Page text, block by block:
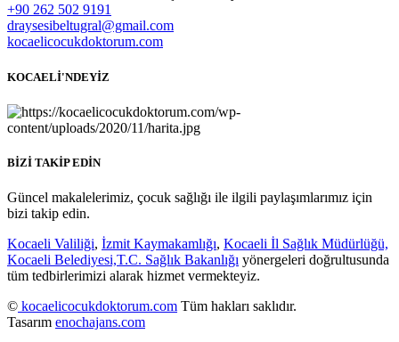
+90 262 502 9191
draysesibeltugral@gmail.com
kocaelicocukdoktorum.com
KOCAELİ'NDEYİZ
BİZİ TAKİP EDİN
Güncel makalelerimiz, çocuk sağlığı ile ilgili paylaşımlarımız için
bizi takip edin.
Kocaeli Valiliği, İzmit Kaymakamlığı, Kocaeli İl Sağlık Müdürlüğü,
Kocaeli Belediyesi,T.C. Sağlık Bakanlığı yönergeleri doğrultusunda
tüm tedbirlerimizi alarak hizmet vermekteyiz.
© kocaelicocukdoktorum.com Tüm hakları saklıdır.
Tasarım enochajans.com